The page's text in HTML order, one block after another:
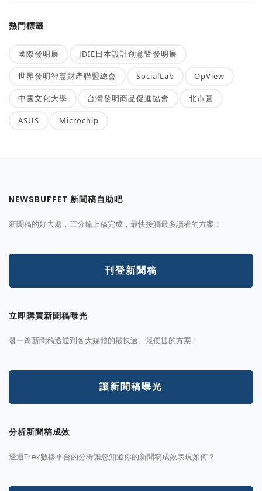
熱門標籤
國際發明展 JDIE日本設計創意暨發明展
世界發明智慧財產聯盟總會 SocialLab OpView
中國文化大學 台灣發明商品促進協會 北市圖
ASUS Microchip
NEWSBUFFET 新聞稿自助吧
新聞稿的好去處，三分鐘上稿完成，最快接觸最多讀者的方案！
刊登新聞稿
立即購買新聞稿曝光
發一篇新聞稿透通到各大媒體的最快速、最便捷的方案！
讓新聞稿曝光
分析新聞稿成效
透過Trek數據平台的分析讓您知道你的新聞稿成效表現如何？